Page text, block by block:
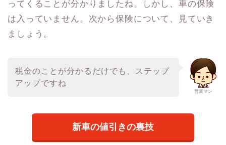
ってくることが分かりましたね。しかし、車の保険
は入っていません。次から保険について、見ていき
ましょう。
営業マン
税金のことが分かるだけでも、ステップ
アップですね
新車の値引きの裏技